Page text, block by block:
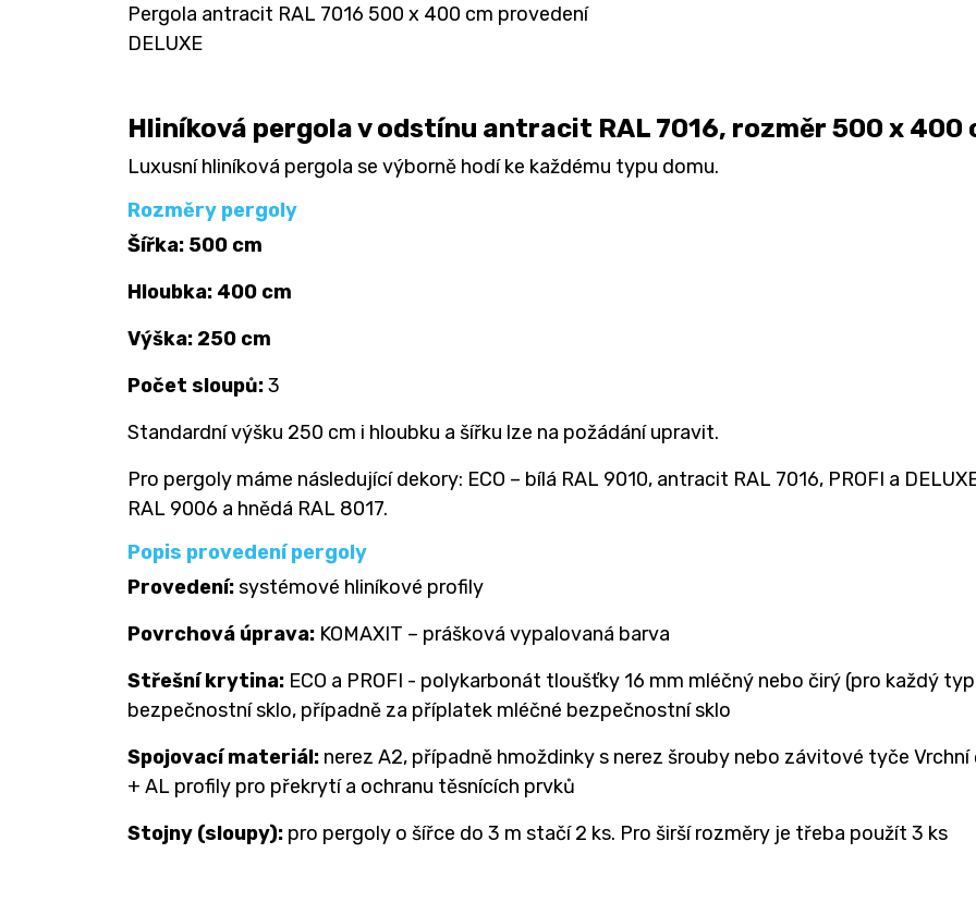
Pergola antracit RAL 7016 500 x 400 cm provedení
DELUXE
Hliníková pergola v odstínu antracit RAL 7016, rozměr 500 x 400
Luxusní hliníková pergola se výborně hodí ke každému typu domu.
Rozměry pergoly
Šířka: 500 cm
Hloubka: 400 cm
Výška: 250 cm
Počet sloupů:3
Standardní výšku 250 cm i hloubku a šířku lze na požádání upravit.
Pro pergoly máme následující dekory: ECO – bílá RAL 9010, antracit RAL 7016, PROFI a
RAL 9006 a hnědá RAL 8017.
Popis provedení pergoly
Provedení:systémové hliníkové profily
Povrchová úprava: KOMAXIT – prášková vypalovaná barva
Střešní krytina: ECO a PROFI - polykarbonát tloušťky 16 mm mléčný nebo čirý (pro každý
bezpečnostní sklo, případně za příplatek mléčné bezpečnostní sklo
Spojovací materiál: nerez A2, případně hmoždinky s nerez šrouby nebo závitové tyče
+ AL profily pro překrytí a ochranu těsnících prvků
Stojny (sloupy): pro pergoly o šířce do 3 m stačí 2 ks. Pro širší rozměry je třeba použít 3 ks